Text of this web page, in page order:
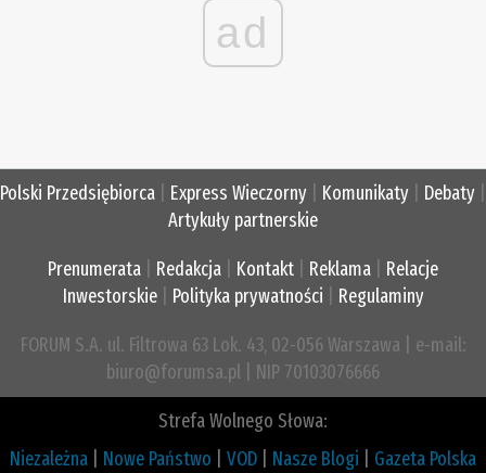
ad
Polski Przedsiębiorca Express Wieczorny Komunikaty Debaty
Artykuły partnerskie
Prenumerata Redakcja Kontakt Reklama
Relacje
Inwestorskie| Polityka prywatności Regulaminy
FORUM S.A. ul. Filtrowa 63 Lok. 43, 02-056 Warszawa | e-mail:
biuro@forumsa.pl | NIP 70103076666
Strefa Wolnego Słowa:
Niezależna
Nowe Państwo VOD Nasze Blogi Gazeta Polska